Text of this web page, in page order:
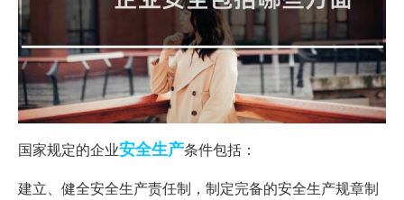
国家规定的企业安全生产条件包括：
建立、健全安全生产责任制，制定完备的安全生产规章制